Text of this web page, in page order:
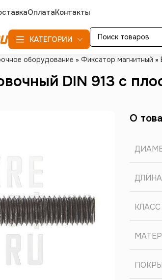
ОплатаКонтакты
КАТЕГОРИИ
оборудование » Фиксатор магнитный »
DIN 913 с
О